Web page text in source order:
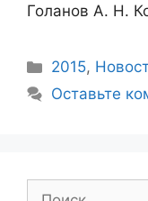
Голанов А. Н.
2015,
Оставьте